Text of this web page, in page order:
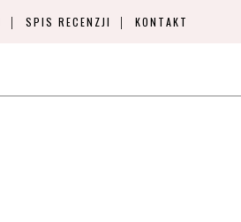
SPIS RECENZJI KONTAKT